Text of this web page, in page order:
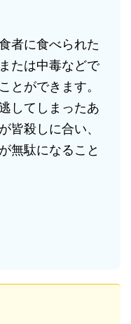
者に食べられた
たは中毒などで
とができます。
してしまったあ
皆殺しに合い、
無駄になること